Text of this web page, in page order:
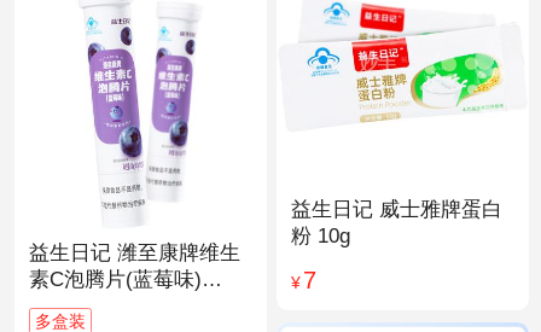
益生日记 威士雅牌蛋白
粉 10g
¥7
益生日记 潍至康牌维生
素C泡腾片(蓝莓味)
4.0g*20片
多盒装